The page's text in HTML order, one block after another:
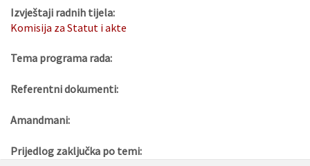
Izvještaji radnih tijela:
Komisija za Statut i akte
Tema programa rada:
Referentni dokumenti:
Amandmani:
Prijedlog zaključka po temi: